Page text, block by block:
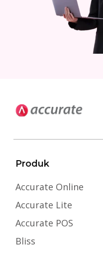
Produk
Accurate Online
Accurate Lite
Accurate POS
Bliss